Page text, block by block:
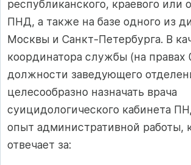
республиканского, краевого или
ПНД, а также на базе одного из
Москвы и Санкт-Петербурга. В
координатора службы (на правах
должности заведующего
целесообразно назначать врача
суицидологического кабинета
опыт административной работы,
отвечает за: